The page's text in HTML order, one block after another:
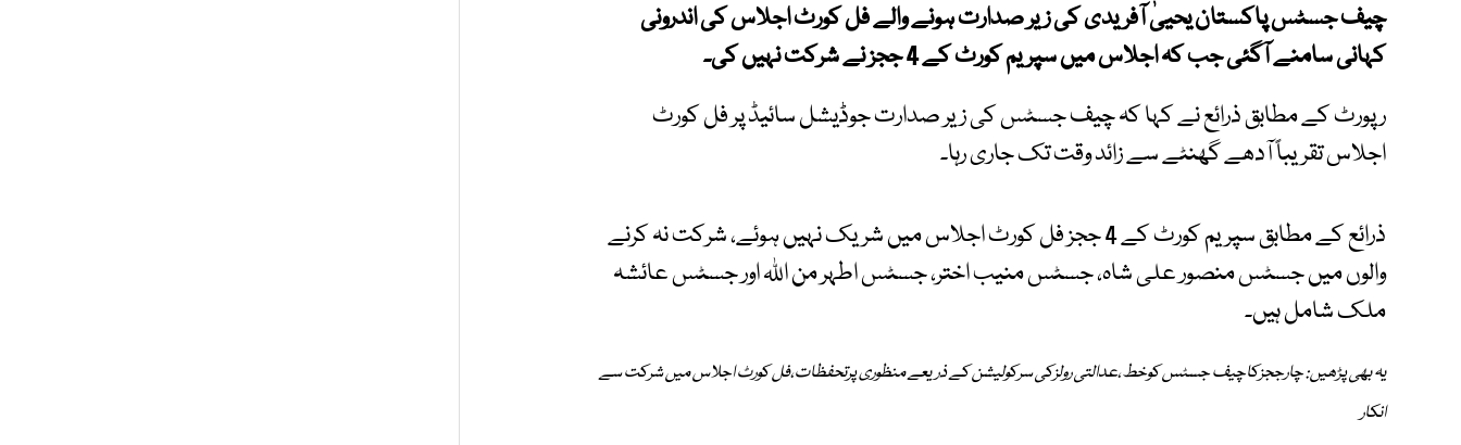
چیف جسٹس پاکستان یحییٰ آفریدی کی زیر صدارت ہونے والے فل کورٹ اجلاس کی اندرونی
کہانی سامنے آگئی جب کہ اجلاس میں سپریم کورٹ کے 4 ججز نے شرکت نہیں کی۔
رپورٹ کے مطابق ذرائع نے کہا کہ چیف جسٹس کی زیر صدارت جوڈیشل سائیڈ پر فل کورٹ
اجلاس تقریباً آدھے گھنٹے سے زائد وقت تک جاری رہا۔
ذرائع کے مطابق سپریم کورٹ کے 4 ججز فل کورٹ اجلاس میں شریک نہیں ہوئے، شرکت نہ کرنے
والوں میں جسٹس منصور علی شاہ، جسٹس منیب اختر، جسٹس اطہر من اللہ اور جسٹس عائشہ
ملک شامل ہیں۔
یہ بھی پڑھیں: چارججزکاچیف جسٹس کوخط،عدالتی رولزکی سرکولیشن کے ذریعے منظوری پرتحفظات،فل کورٹ اجلاس میں شرکت سے
انکار